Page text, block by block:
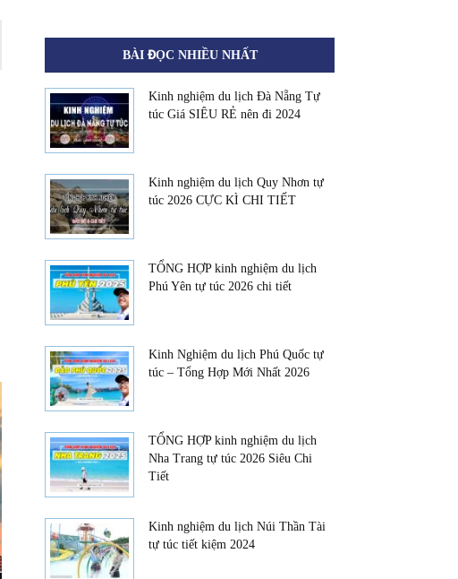
BÀI ĐỌC NHIỀU NHẤT
Kinh nghiệm du lịch Đà Nẵng Tự
túc Giá SIÊU RẺ nên đi 2024
Kinh nghiệm du lịch Quy Nhơn tự
túc 2026 CỰC KÌ CHI TIẾT
TỔNG HỢP kinh nghiệm du lịch
Phú Yên tự túc 2026 chi tiết
Kinh Nghiệm du lịch Phú Quốc tự
túc – Tổng Hợp Mới Nhất 2026
TỔNG HỢP kinh nghiệm du lịch
Nha Trang tự túc 2026 Siêu Chi
Tiết
Kinh nghiệm du lịch Núi Thần Tài
tự túc tiết kiệm 2024